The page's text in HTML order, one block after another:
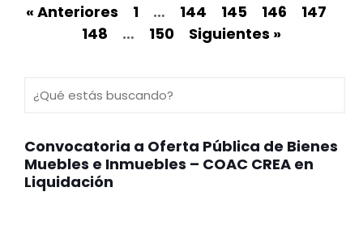
« Anteriores 1 … 144 145 146
147
148
… 150 Siguientes »
Convocatoria a Oferta Pública de Bienes
Muebles e Inmuebles – COAC CREA en
Liquidación